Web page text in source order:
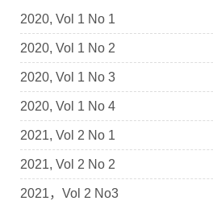
2020, Vol 1 No 1
2020, Vol 1 No 2
2020, Vol 1 No 3
2020, Vol 1 No 4
2021, Vol 2 No 1
2021, Vol 2 No 2
2021，Vol 2 No3